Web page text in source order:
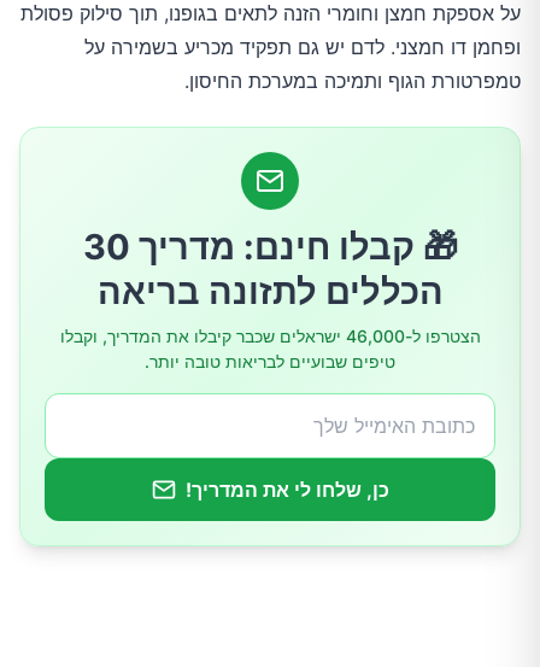
הסיבות העיקריות לירידה באיכות זרימת הדם
על אספקת חמצן וחומרי הזנה לתאים בגופנו, תוך סילוק פסולת
ופחמן דו חמצני. לדם יש גם תפקיד מכריע בשמירה על
טמפרטורת הגוף ותמיכה במערכת החיסון.
🎁 קבלו חינם: מדריך 30
הכללים לתזונה בריאה
הצטרפו ל-46,000 ישראלים שכבר קיבלו את המדריך, וקבלו
טיפים שבועיים לבריאות טובה יותר.
כן, שלחו לי את המדריך!